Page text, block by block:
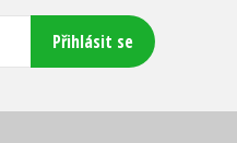
Přihlásit se